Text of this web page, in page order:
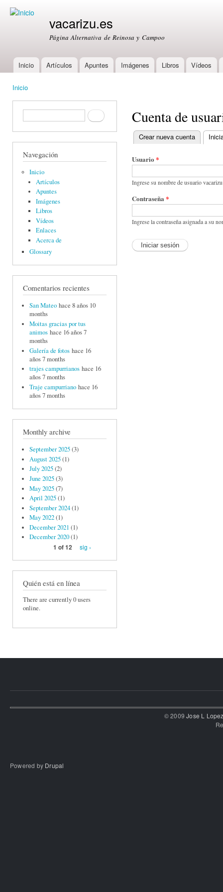
vacarizu.es
Página Alternativa de Reinosa y Campoo
Main menu
Inicio Artículos Apuntes Imágenes Libros Vídeos
Inicio
Formulario de búsquedaBuscar
Navegación
Inicio
Artículos
Apuntes
Imágenes
Libros
Vídeos
Enlaces
Acerca de
Glossary
Comentarios recientes
San Mateo hace 8 años 10
months
Moitas gracias por tus
animos hace 16 años 7
months
Galería de fotos hace 16
años 7 months
trajes campurrianos hace 16
años 7 months
Traje campurriano hace 16
años 7 months
Monthly archive
September 2025(3)
August 2025(1)
July 2025(2)
June 2025(3)
May 2025(7)
April 2025(1)
September 2024(1)
May 2022(1)
December 2021 (1)
December 2020(1)
1 of 12
sig ›
Quién está en línea
There are currently 0 users
online.
Cuenta de
Primary tabs
Crear nueva cuenta
Usuario *
Ingrese su nombre de usuario
Contraseña *
Ingrese la contraseña asignada a su
© 2009Jose L
Powered by Drupal